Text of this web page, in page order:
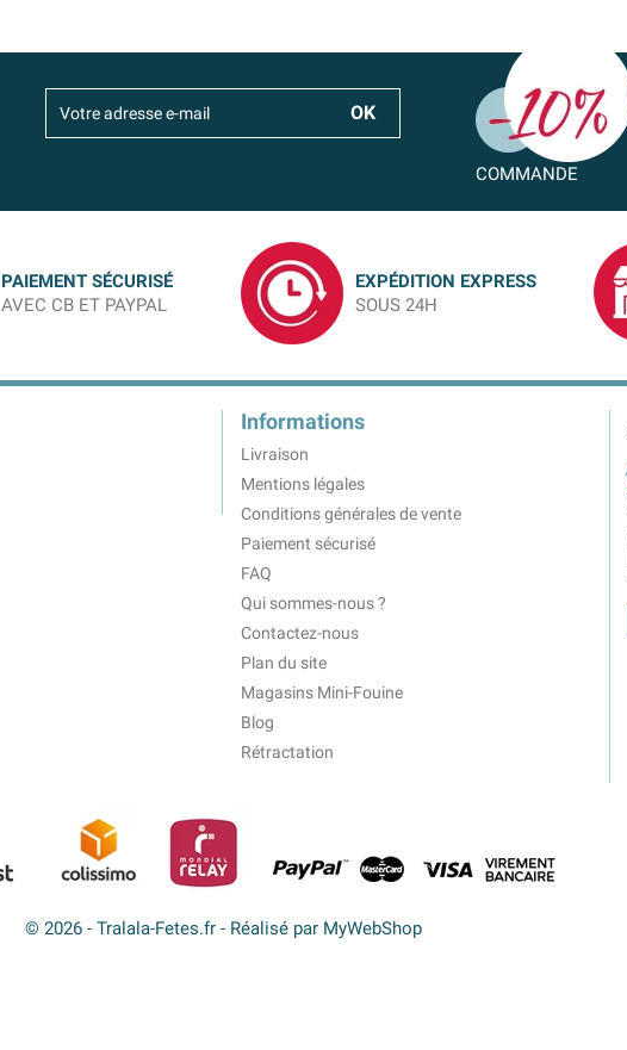
COMMANDE
PAIEMENT SÉCURISÉ
AVEC CB ET PAYPAL
EXPÉDITION EXPRESS
SOUS 24H
Informations
Livraison
Mentions légales
Conditions générales de vente
Paiement sécurisé
FAQ
Qui sommes-nous ?
Contactez-nous
Plan du site
Magasins Mini-Fouine
Blog
Rétractation
© 2026 - Tralala-Fetes.fr - Réalisé par MyWebShop